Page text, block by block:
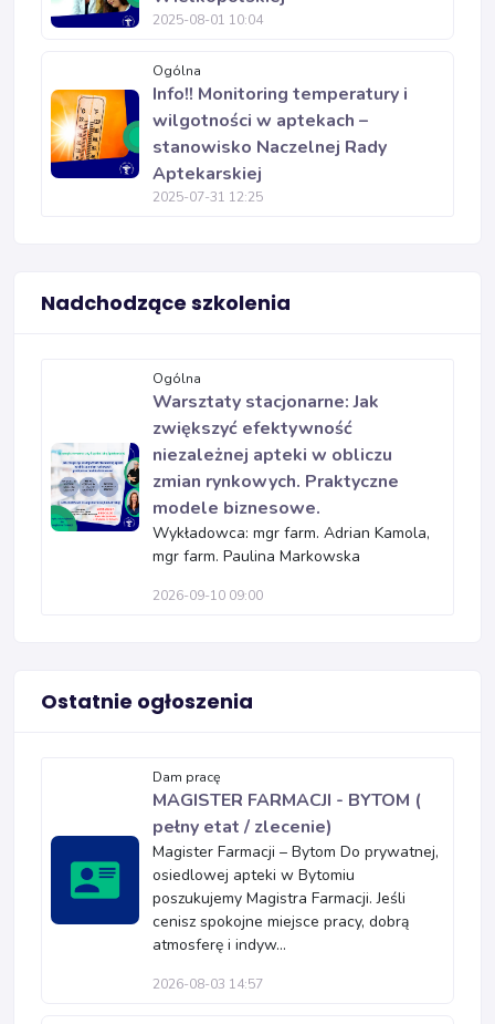
2025-08-01 10:04
Ogólna
Info!! Monitoring temperatury i
wilgotności w aptekach –
stanowisko Naczelnej Rady
Aptekarskiej
2025-07-31 12:25
Nadchodzące szkolenia
Ogólna
Warsztaty stacjonarne: Jak
zwiększyć efektywność
niezależnej apteki w obliczu
zmian rynkowych. Praktyczne
modele biznesowe.
Wykładowca: mgr farm. Adrian Kamola,
mgr farm. Paulina Markowska
2026-09-10 09:00
Ostatnie ogłoszenia
Dam pracę
MAGISTER FARMACJI - BYTOM (
pełny etat / zlecenie)
Magister Farmacji – Bytom Do prywatnej,
osiedlowej apteki w Bytomiu
poszukujemy Magistra Farmacji. Jeśli
cenisz spokojne miejsce pracy, dobrą
atmosferę i indyw...
2026-08-03 14:57